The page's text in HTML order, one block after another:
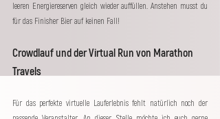
leeren Energiereserven gleich wieder auffüllen. Anstehen musst du
für das Finisher Bier auf keinen Fall!
Crowdlauf und der Virtual Run von Marathon
Travels
Für das perfekte virtuelle Lauferlebnis fehlt natürlich noch der